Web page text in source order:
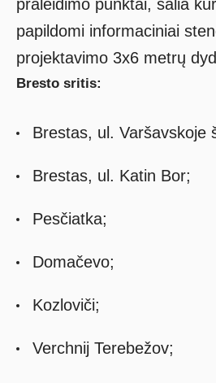
praleidimo punktai, šalia
papildomi informaciniai
projektavimo 3x6 metrų
Bresto sritis:
Brestas, ul. Varšavskoje
Brestas, ul. Katin Bor;
Pesčiatka;
Domačevo;
Kozloviči;
Verchnij Terebežov;